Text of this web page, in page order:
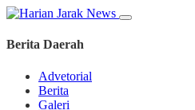
Berita Daerah
Advetorial
Berita
Galeri